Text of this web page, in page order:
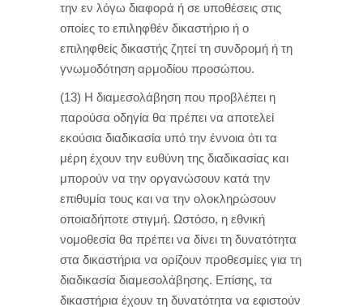
την εν λόγω διαφορά ή σε υποθέσεις στις
οποίες το επιληφθέν δικαστήριο ή ο
επιληφθείς δικαστής ζητεί τη συνδρομή ή τη
γνωμοδότηση αρμοδίου προσώπου.
(13) Η διαμεσολάβηση που προβλέπει η
παρούσα οδηγία θα πρέπει να αποτελεί
εκούσια διαδικασία υπό την έννοια ότι τα
μέρη έχουν την ευθύνη της διαδικασίας και
μπορούν να την οργανώσουν κατά την
επιθυμία τους και να την ολοκληρώσουν
οποιαδήποτε στιγμή. Ωστόσο, η εθνική
νομοθεσία θα πρέπει να δίνει τη δυνατότητα
στα δικαστήρια να ορίζουν προθεσμίες για τη
διαδικασία διαμεσολάβησης. Επίσης, τα
δικαστήρια έχουν τη δυνατότητα να εφιστούν